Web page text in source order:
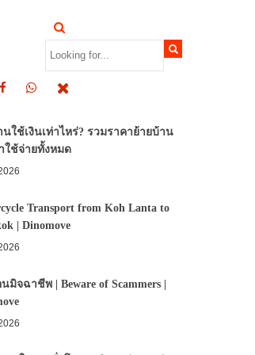
นใช้เงินเท่าไหร่? รวมราคาย้ายบ้าน
ใช้จ่ายทั้งหมด
Transport from Koh Lanta to
| Dinomove
มิจฉาชีพ | Beware of Scammers |